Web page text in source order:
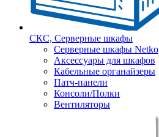
СКС, Серверные шкафы
Серверные шкафы Netko
Аксессуары для шкафов
Кабельные органайзеры
Патч-панели
Консоли/Полки
Вентиляторы